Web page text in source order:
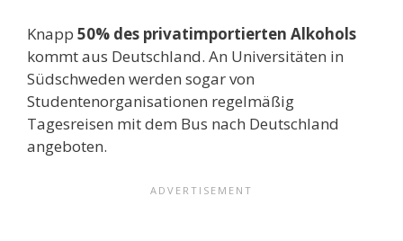
Knapp 50% des privatimportierten Alkohols
kommt aus Deutschland. An Universitäten in
Südschweden werden sogar von
Studentenorganisationen regelmäßig
Tagesreisen mit dem Bus nach Deutschland
angeboten.